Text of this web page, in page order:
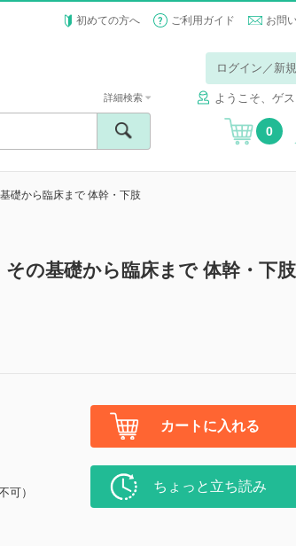
初めての方へ ご利用ガイド お問
ログイン／新
ようこそ、ゲ
詳細検索
0
礎から臨床まで 体幹・下肢
の基礎から臨床まで 体幹・下肢
可）
カートに入れる
ちょっと立ち読み